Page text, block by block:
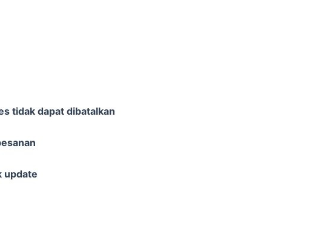
tidak dapat dibatalkan
update